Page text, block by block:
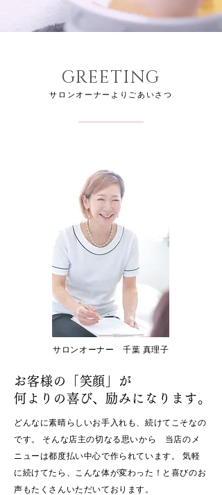
GREETING
サロンオーナーよりごあいさつ
サロンオーナー 千葉 真理子
お客様の「笑顔」が
何よりの喜び、励みになります。 ​
どんなに素晴らしいお手入れも、続けてこそなの
です。 そんな店主の切なる思いから 当店のメ
ニューは都度払い中心で作られています。 気軽
に続けてたら、こんな体が変わった！と喜びのお
声もたくさんいただいております。